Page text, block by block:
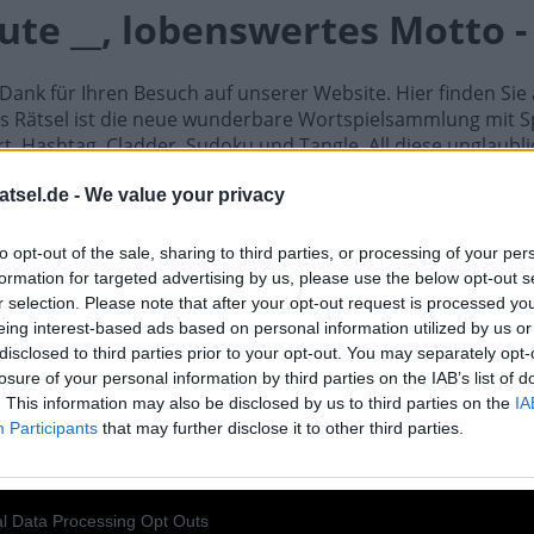
- We value your privacy
opt-out of the sale, sharing to third parties, or processing of your
for targeted advertising by us, please use the below opt-out
selection. Please note that after your opt-out request is processed
interest-based ads based on personal information utilized by us
to third parties prior to your opt-out. You may separately
of your personal information by third parties on the IAB’s list of
This information may also be disclosed by us to third parties on the
Participants that may further disclose it to other third parties.
Data Processing Opt Outs
__, lobenswertes Motto
für Ihren Besuch auf unserer Website. Hier finden
Rätsel ist die neue wunderbare Wortspielsammlung mit
Hashtag, Cladder, Sudoku und Tangle. All diese
können Sie Freunde herausfordern, die Antworten
Entwickelt von Fanatee, Inc, bekannt für seine
auf Ihrem Android-Gerät. Spielen oder wiederholen
und lösen Sie jeden Tag brillante Kreuzworträtsel!
Meister im Kreuzworträtsel-Lösen und haben Sie jede
auf Rätsel Jeden Tag eine gute __, lobenswertes
Tag eine gute __, lobenswertes